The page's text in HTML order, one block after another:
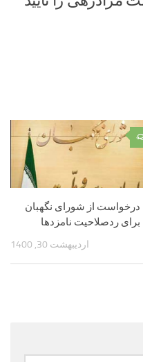
۰
درخواست از شورای نگهبان
برای رد‌صلاحیت نامزدها
اردیبهشت 30, 1400